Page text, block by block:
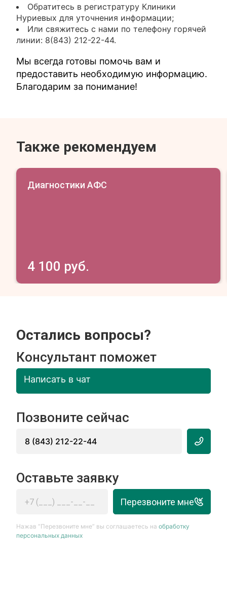
Обратитесь в регистратуру Клиники
Нуриевых для уточнения информации;
Или свяжитесь с нами по телефону горячей
линии: 8(843) 212-22-44.
Мы всегда готовы помочь вам и
предоставить необходимую информацию.
Благодарим за понимание!
Также рекомендуем
Диагностики АФС
4 100 руб.
Остались вопросы?
Консультант поможет
Написать в чат
Позвоните сейчас
8 (843) 212-22-44
Оставьте заявку
Перезвоните мне
Нажав “Перезвоните мне” вы соглашаетесь наобработку
персональных данных